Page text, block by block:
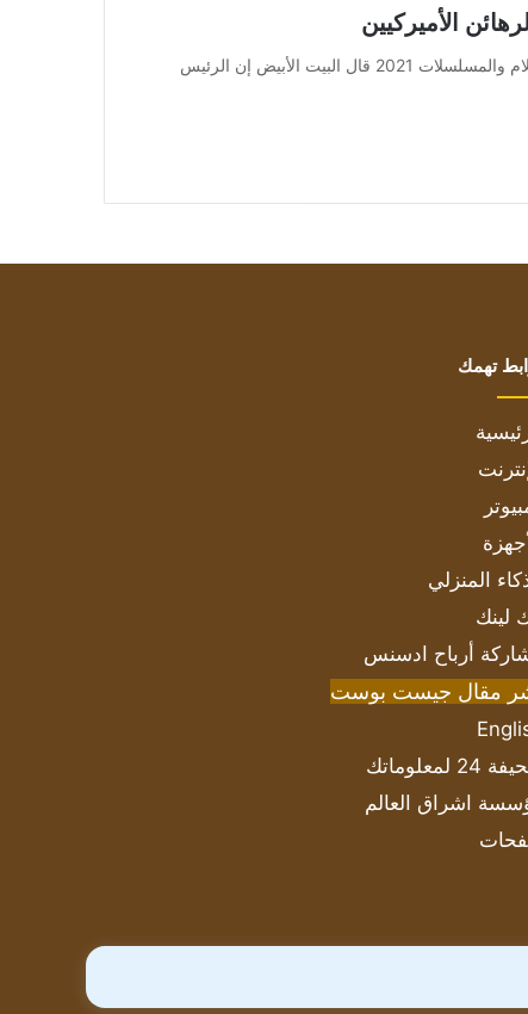
الأميركيين
من صحيفة اشراق العالم 24:[ad_1] إعلان: شاهد أجمل الأفلام والمسلسلات 2021 قال البيت الأبيض إن الرئيس
تهمك
المنزلي
لينك
أرباح ادسنس
مقال جيست بوست
لمعلوماتك
اشراق العالم